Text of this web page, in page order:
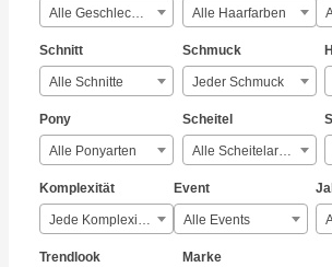
Alle Geschlechter Alle Haarfarben
Schnitt
Alle Schnitte
Schmuck
Jeder Schmuck
Pony
Alle Ponyarten
Scheitel
Alle Scheitelarten
Komplexität
Jede Komplexität
Event
Alle Events
Trendlook Marke